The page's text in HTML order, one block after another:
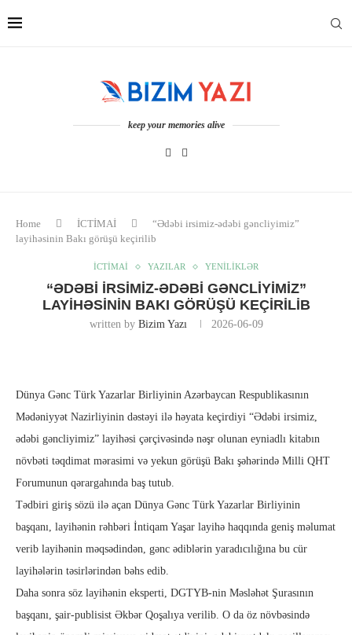
keep your memories alive
Home İCTİMAİ
“Ədəbi irsimiz-ədəbi gəncliyimiz”
layihəsinin Bakı görüşü keçirilib
İCTİMAİ YAZILAR YENİLİKLƏR
“ƏDƏBI IRSIMIZ-ƏDƏBI GƏNCLIYIMIZ”
LAYIHƏSININ BAKI GÖRÜŞÜ KEÇIRILIB
written by Bizim Yazı 2026-06-09
Dünya Gənc Türk Yazarlar Birliyinin Azərbaycan Respublikasının
Mədəniyyət Nazirliyinin dəstəyi ilə həyata keçirdiyi “Ədəbi irsimiz,
ədəbi gəncliyimiz” layihəsi çərçivəsində nəşr olunan eyniadlı kitabın
növbəti təqdimat mərasimi və yekun görüşü Bakı şəhərində Milli QHT
Forumunun qərargahında baş tutub.
Tədbiri giriş sözü ilə açan Dünya Gənc Türk Yazarlar Birliyinin
başqanı, layihənin rəhbəri İntiqam Yaşar layihə haqqında geniş məlumat
verib layihənin məqsədindən, gənc ədiblərin yaradıcılığına bu cür
layihələrin təsirlərindən bəhs edib.
Daha sonra söz layihənin eksperti, DGTYB-nin Məsləhət Şurasının
başqanı, şair-publisist Əkbər Qoşalıya verilib. O da öz növbəsində